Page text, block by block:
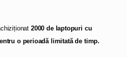
2000 de laptopuri cu
o perioadă limitată de timp.